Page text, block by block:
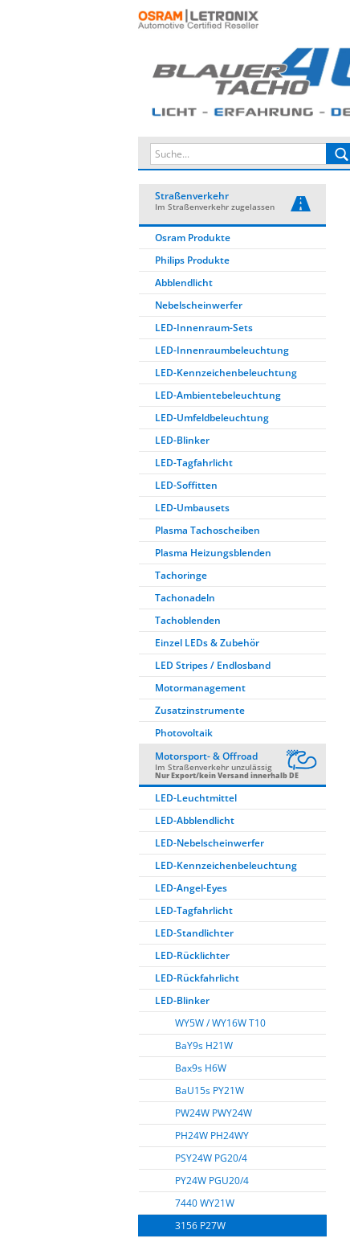
Straßenverkehr
Im Straßenverkehr zugelassen
Osram Produkte
Philips Produkte
Abblendlicht
Nebelscheinwerfer
LED-Innenraum-Sets
LED-Innenraumbeleuchtung
LED-Kennzeichenbeleuchtung
LED-Ambientebeleuchtung
LED-Umfeldbeleuchtung
LED-Blinker
LED-Tagfahrlicht
LED-Soffitten
LED-Umbausets
Plasma Tachoscheiben
Plasma Heizungsblenden
Tachoringe
Tachonadeln
Tachoblenden
Einzel LEDs & Zubehör
LED Stripes / Endlosband
Motormanagement
Zusatzinstrumente
Photovoltaik
Motorsport- & Offroad
Im Straßenverkehr unzulässig
Nur Export/kein Versand innerhalb DE
LED-Leuchtmittel
LED-Abblendlicht
LED-Nebelscheinwerfer
LED-Kennzeichenbeleuchtung
LED-Angel-Eyes
LED-Tagfahrlicht
LED-Standlichter
LED-Rücklichter
LED-Rückfahrlicht
LED-Blinker
WY5W / WY16W T10
BaY9s H21W
Bax9s H6W
BaU15s PY21W
PW24W PWY24W
PH24W PH24WY
PSY24W PG20/4
PY24W PGU20/4
7440 WY21W
3156 P27W